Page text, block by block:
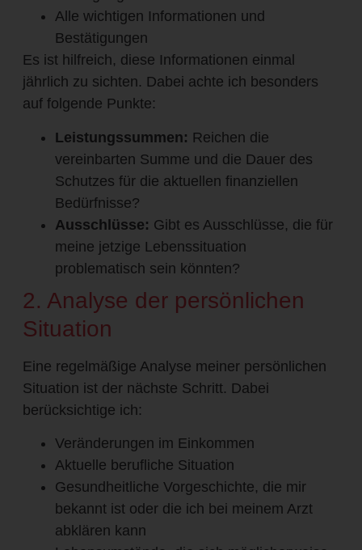
Alle wichtigen Informationen und
Bestätigungen
Es ist hilfreich, diese Informationen einmal
jährlich zu sichten. Dabei achte ich besonders
auf folgende Punkte:
Leistungssummen: Reichen die
vereinbarten Summe und die Dauer des
Schutzes für die aktuellen finanziellen
Bedürfnisse?
Ausschlüsse: Gibt es Ausschlüsse, die für
meine jetzige Lebenssituation
problematisch sein könnten?
2. Analyse der persönlichen
Situation
Eine regelmäßige Analyse meiner persönlichen
Situation ist der nächste Schritt. Dabei
berücksichtige ich:
Veränderungen im Einkommen
Aktuelle berufliche Situation
Gesundheitliche Vorgeschichte, die mir
bekannt ist oder die ich bei meinem Arzt
abklären kann